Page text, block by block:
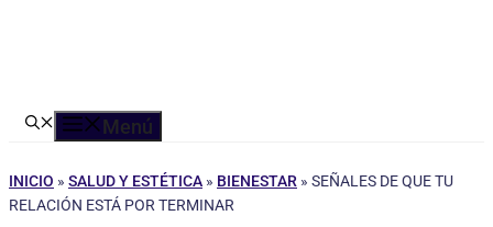
Menú
INICIO » SALUD Y ESTÉTICA » BIENESTAR » SEÑALES DE QUE TU
RELACIÓN ESTÁ POR TERMINAR